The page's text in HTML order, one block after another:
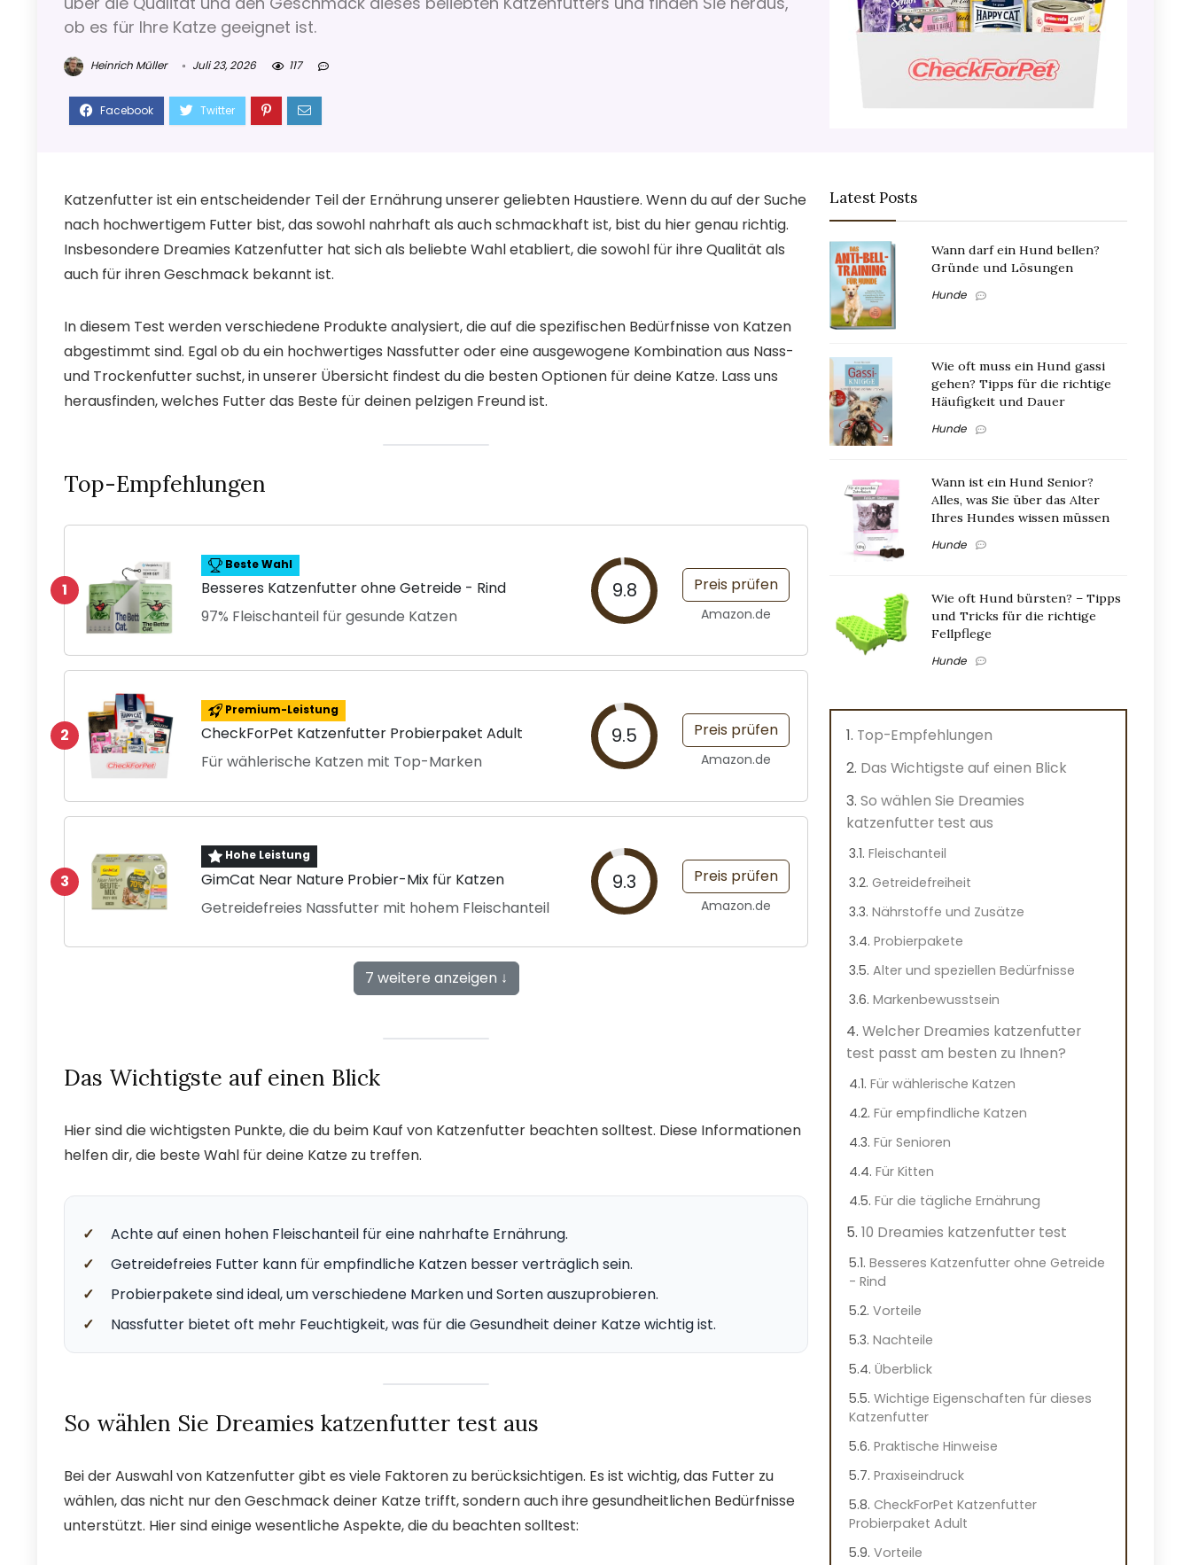
ob es für Ihre Katze geeignet ist.
Heinrich Müller Juli 23, 2026 117
Katzenfutter ist ein entscheidender Teil der Ernährung unserer geliebten Haustiere. Wenn du auf der Suche
nach hochwertigem Futter bist, das sowohl nahrhaft als auch schmackhaft ist, bist du hier genau richtig.
Insbesondere Dreamies Katzenfutter hat sich als beliebte Wahl etabliert, die sowohl für ihre Qualität als
auch für ihren Geschmack bekannt ist.
In diesem Test werden verschiedene Produkte analysiert, die auf die spezifischen Bedürfnisse von Katzen
abgestimmt sind. Egal ob du ein hochwertiges Nassfutter oder eine ausgewogene Kombination aus Nass-
und Trockenfutter suchst, in unserer Übersicht findest du die besten Optionen für deine Katze. Lass uns
herausfinden, welches Futter das Beste für deinen pelzigen Freund ist.
Top-Empfehlungen
1
Beste Wahl
Besseres Katzenfutter ohne Getreide - Rind
97% Fleischanteil für gesunde Katzen
9.8 Preis prüfen
Amazon.de
2
Premium-Leistung
CheckForPet Katzenfutter Probierpaket Adult
Für wählerische Katzen mit Top-Marken
9.5 Preis prüfen
Amazon.de
3
Hohe Leistung
GimCat Near Nature Probier-Mix für Katzen
Getreidefreies Nassfutter mit hohem Fleischanteil
9.3 Preis prüfen
Amazon.de
7 weitere anzeigen ↓
Das Wichtigste auf einen Blick
Hier sind die wichtigsten Punkte, die du beim Kauf von Katzenfutter beachten solltest. Diese Informationen
helfen dir, die beste Wahl für deine Katze zu treffen.
✓
Achte auf einen hohen Fleischanteil für eine nahrhafte Ernährung.
✓
Getreidefreies Futter kann für empfindliche Katzen besser verträglich sein.
✓
Probierpakete sind ideal, um verschiedene Marken und Sorten auszuprobieren.
✓
Nassfutter bietet oft mehr Feuchtigkeit, was für die Gesundheit deiner Katze wichtig ist.
So wählen Sie Dreamies katzenfutter test aus
Bei der Auswahl von Katzenfutter gibt es viele Faktoren zu berücksichtigen. Es ist wichtig, das Futter zu
wählen, das nicht nur den Geschmack deiner Katze trifft, sondern auch ihre gesundheitlichen Bedürfnisse
unterstützt. Hier sind einige wesentliche Aspekte, die du beachten solltest:
Latest Posts
Wann darf ein Hund bellen?
Gründe und Lösungen
Hunde
Wie oft muss ein Hund gassi
gehen? Tipps für die richtige
Häufigkeit und Dauer
Hunde
Wann ist ein Hund Senior?
Alles, was Sie über das Alter
Ihres Hundes wissen müssen
Hunde
Wie oft Hund bürsten? – Tipps
und Tricks für die richtige
Fellpflege
Hunde
Top-Empfehlungen
Das Wichtigste auf einen Blick
So wählen Sie Dreamies
katzenfutter test aus
Fleischanteil
Getreidefreiheit
Nährstoffe und Zusätze
Probierpakete
Alter und speziellen Bedürfnisse
Markenbewusstsein
Welcher Dreamies katzenfutter
test passt am besten zu Ihnen?
Für wählerische Katzen
Für empfindliche Katzen
Für Senioren
Für Kitten
Für die tägliche Ernährung
10 Dreamies katzenfutter test
Besseres Katzenfutter ohne Getreide
- Rind
Vorteile
Nachteile
Überblick
Wichtige Eigenschaften für dieses
Katzenfutter
Praktische Hinweise
Praxiseindruck
CheckForPet Katzenfutter
Probierpaket Adult
Vorteile